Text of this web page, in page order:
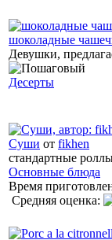
шоколадные
Девушки,
Десерты
Суши от fikhen
стандартные
Основные блюда
Время
Средняя оценка: